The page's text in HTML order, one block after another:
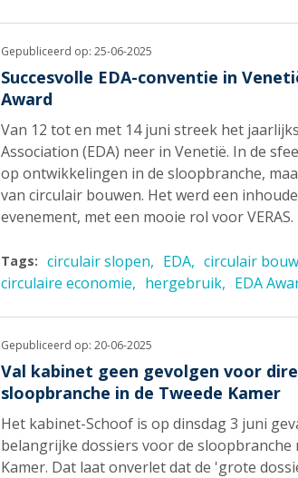
Gepubliceerd op: 25-06-2025
Succesvolle EDA-conventie in
Award
Van 12 tot en met 14 juni streek het
Association (EDA) neer in Venetië. In de
op ontwikkelingen in de sloopbranche,
van circulair bouwen. Het werd een
evenement, met een mooie rol voor VERAS.
Tags: circulair slopen EDA
circulair
circulaire economie
hergebruik EDA
Gepubliceerd op: 20-06-2025
Val kabinet geen gevolgen voor
sloopbranche in de Tweede Kamer
Het kabinet-Schoof is op dinsdag 3 juni
belangrijke dossiers voor de
Kamer. Dat laat onverlet dat de 'grote